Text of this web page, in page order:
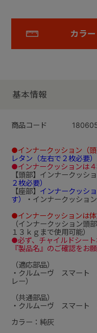
カラ
基本情報
商品コード
●インナークッション（
レタン（左右で２枚必要）
●インナークッションは４
【頭部】インナークッシ
２枚必要）
【座部】 インナークッシ
す）
・インナークッショ
●インナークッションは体
（インナークッション頭
１３ｋｇまで使用可能）
●必ず、チャイルドシー
『製品名』のご確認をお願
（適応部品）
・クルムーヴ スマート
レー）
（共通部品）
・クルムーヴ スマート
カラー：純灰